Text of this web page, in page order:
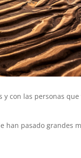
con las personas
han pasado grandes